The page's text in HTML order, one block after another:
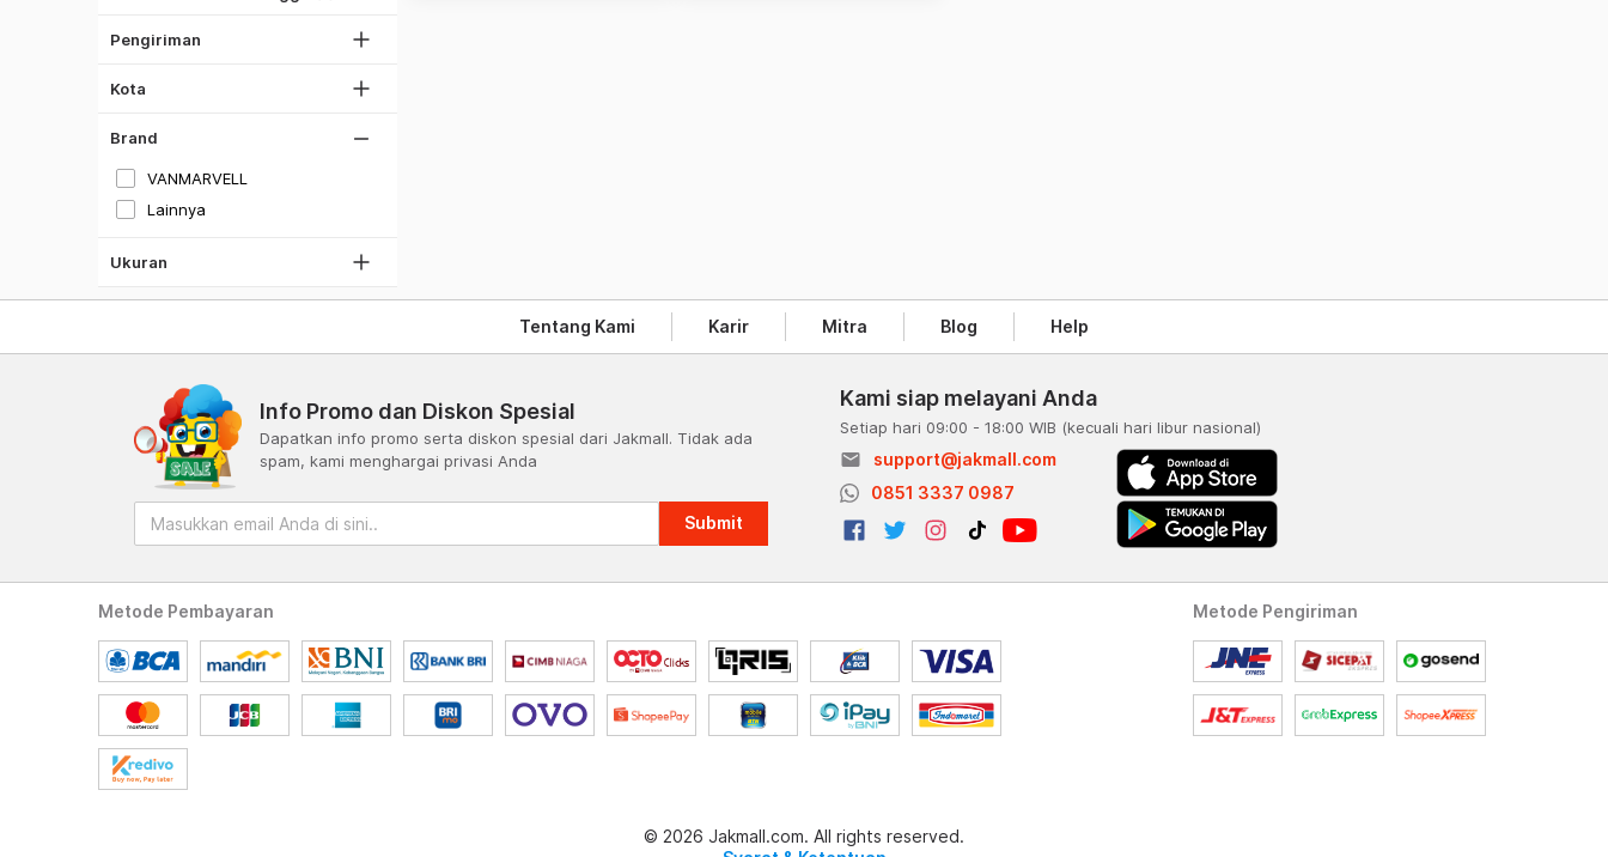
Pengiriman
Lihat Semua
Kota
Bogor
Lihat Semua
Brand
VANMARVELL
Lainnya
Ukuran
XXL
Tentang Kami Karir Mitra Blog Help
Info Promo dan Diskon Spesial
Dapatkan info promo serta diskon spesial dari Jakmall. Tidak ada
spam, kami menghargai privasi Anda
Submit
Kami siap melayani Anda
Setiap hari 09:00 - 18:00 WIB (kecuali hari libur nasional)
email
support@jakmall.com
0851 3337 0987
Metode Pembayaran Metode Pengiriman
© 2026 Jakmall.com. All rights reserved.